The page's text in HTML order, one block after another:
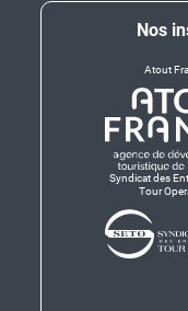
Nos
Atout
Syndicat des
Tour